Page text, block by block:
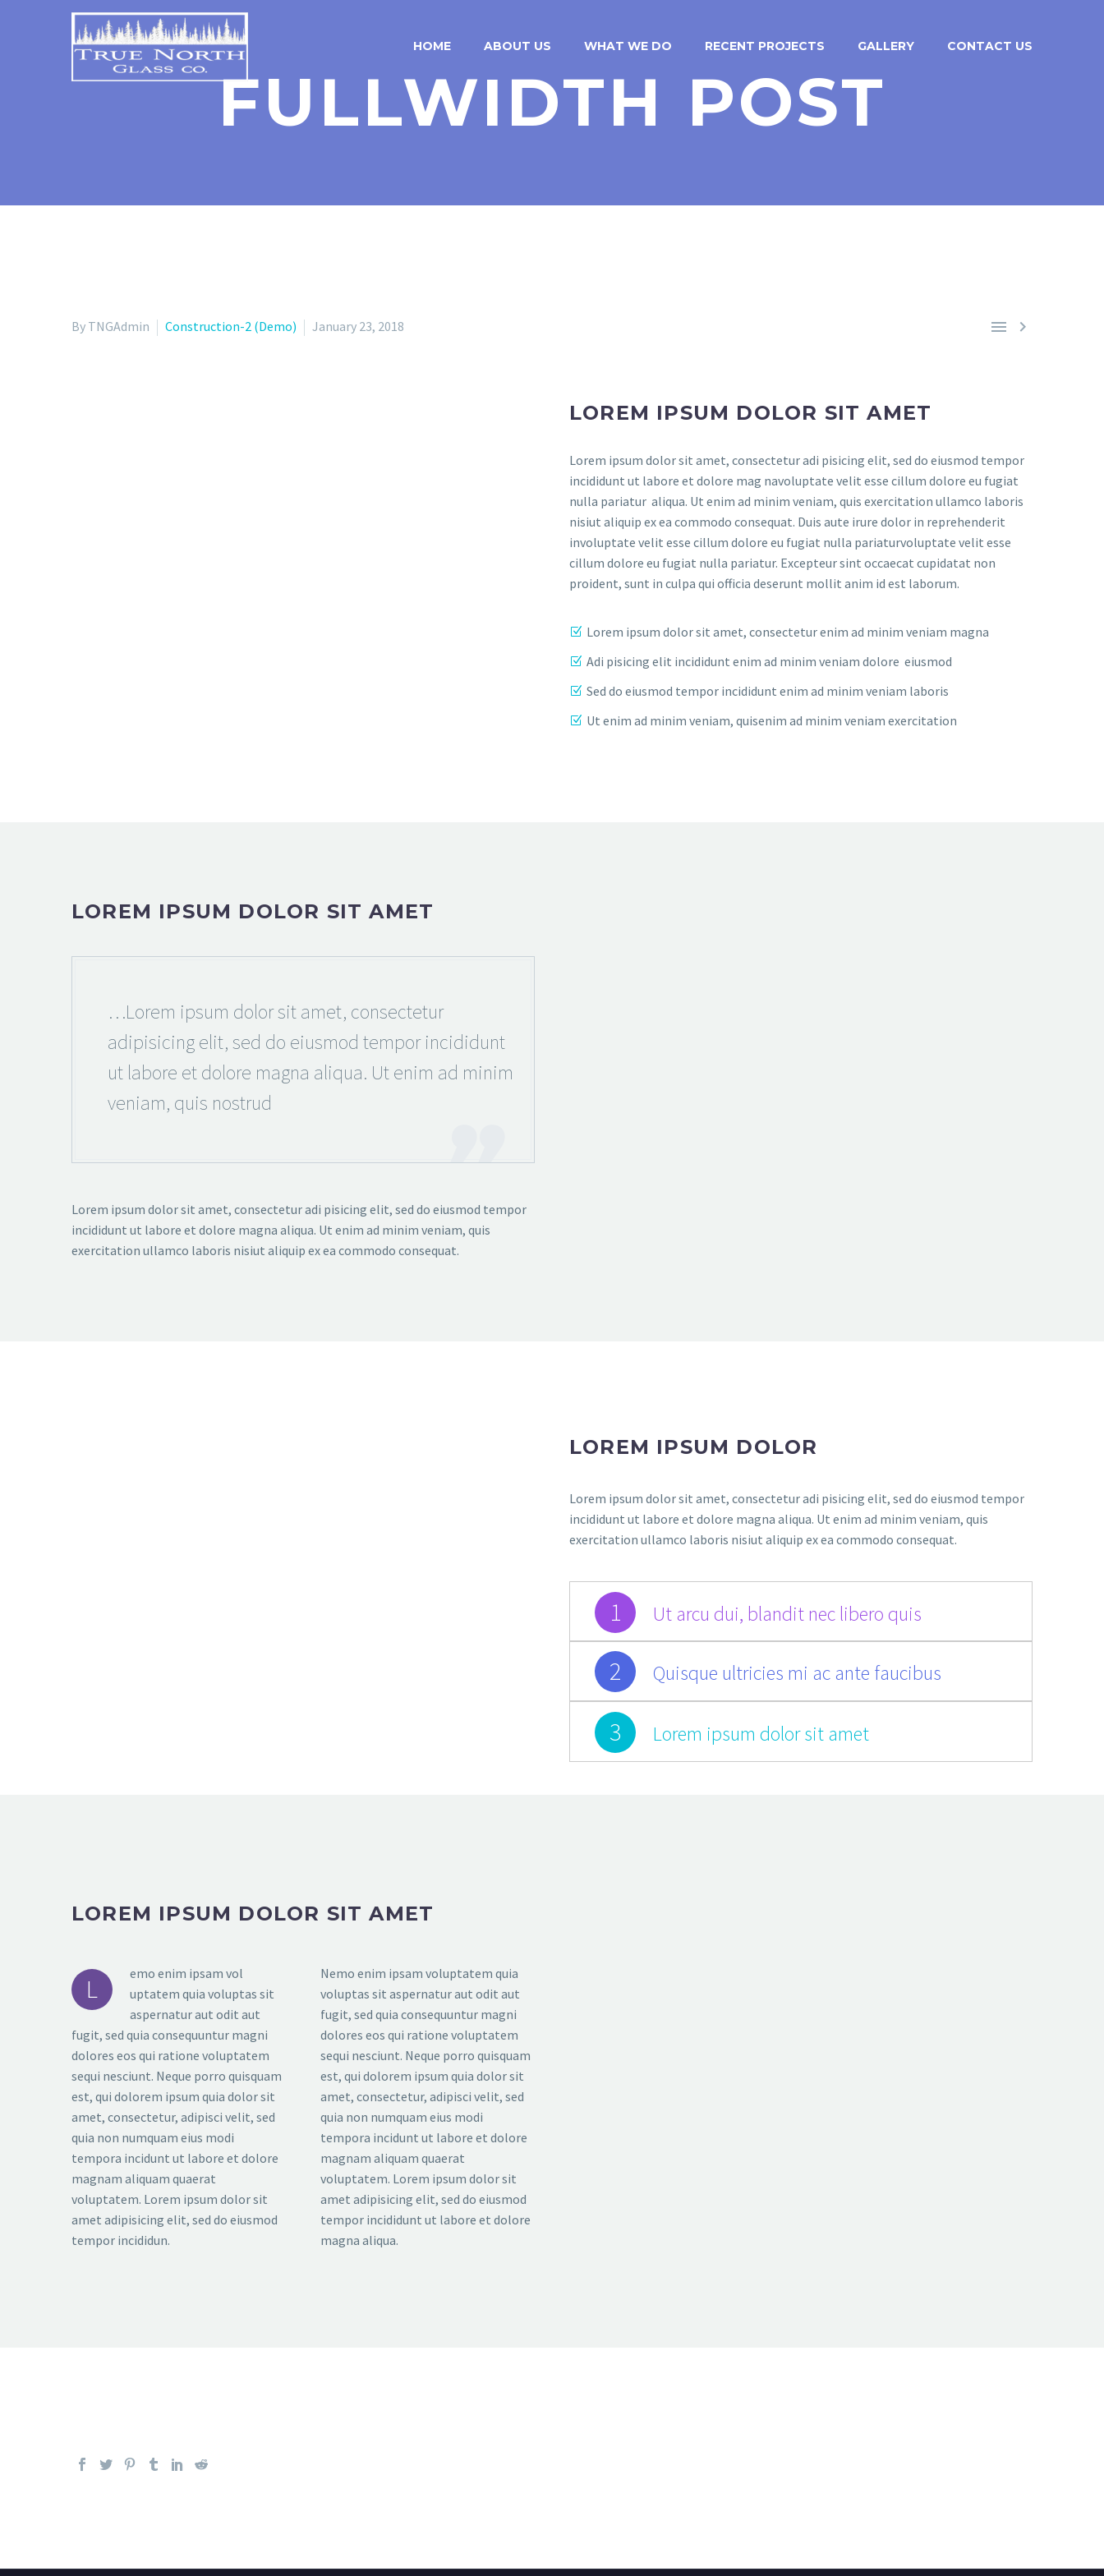
HOME ABOUT US WHAT WE DO RECENT PROJECTS GALLERY CONTACT US
FULLWIDTH POST
 
By TNGAdmin Construction-2 (Demo) January 23, 2018
LOREM IPSUM DOLOR SIT AMET
Lorem ipsum dolor sit amet, consectetur adi pisicing elit, sed do eiusmod tempor
incididunt ut labore et dolore mag navoluptate velit esse cillum dolore eu fugiat
nulla pariatur aliqua. Ut enim ad minim veniam, quis exercitation ullamco laboris
nisiut aliquip ex ea commodo consequat. Duis aute irure dolor in reprehenderit
involuptate velit esse cillum dolore eu fugiat nulla pariaturvoluptate velit esse
cillum dolore eu fugiat nulla pariatur. Excepteur sint occaecat cupidatat non
proident, sunt in culpa qui officia deserunt mollit anim id est laborum.
Lorem ipsum dolor sit amet, consectetur enim ad minim veniam magna
Adi pisicing elit incididunt enim ad minim veniam dolore eiusmod
Sed do eiusmod tempor incididunt enim ad minim veniam laboris
Ut enim ad minim veniam, quisenim ad minim veniam exercitation
LOREM IPSUM DOLOR SIT AMET
…Lorem ipsum dolor sit amet, consectetur
adipisicing elit, sed do eiusmod tempor incididunt
ut labore et dolore magna aliqua. Ut enim ad minim
veniam, quis nostrud
Lorem ipsum dolor sit amet, consectetur adi pisicing elit, sed do eiusmod tempor
incididunt ut labore et dolore magna aliqua. Ut enim ad minim veniam, quis
exercitation ullamco laboris nisiut aliquip ex ea commodo consequat.
LOREM IPSUM DOLOR
Lorem ipsum dolor sit amet, consectetur adi pisicing elit, sed do eiusmod tempor
incididunt ut labore et dolore magna aliqua. Ut enim ad minim veniam, quis
exercitation ullamco laboris nisiut aliquip ex ea commodo consequat.
1 Ut arcu dui, blandit nec libero quis
2 Quisque ultricies mi ac ante faucibus
3 Lorem ipsum dolor sit amet
LOREM IPSUM DOLOR SIT AMET
L
emo enim ipsam vol
uptatem quia voluptas sit
aspernatur aut odit aut
fugit, sed quia consequuntur magni
dolores eos qui ratione voluptatem
sequi nesciunt. Neque porro quisquam
est, qui dolorem ipsum quia dolor sit
amet, consectetur, adipisci velit, sed
quia non numquam eius modi
tempora incidunt ut labore et dolore
magnam aliquam quaerat
voluptatem. Lorem ipsum dolor sit
amet adipisicing elit, sed do eiusmod
tempor incididun.
Nemo enim ipsam voluptatem quia
voluptas sit aspernatur aut odit aut
fugit, sed quia consequuntur magni
dolores eos qui ratione voluptatem
sequi nesciunt. Neque porro quisquam
est, qui dolorem ipsum quia dolor sit
amet, consectetur, adipisci velit, sed
quia non numquam eius modi
tempora incidunt ut labore et dolore
magnam aliquam quaerat
voluptatem. Lorem ipsum dolor sit
amet adipisicing elit, sed do eiusmod
tempor incididunt ut labore et dolore
magna aliqua.